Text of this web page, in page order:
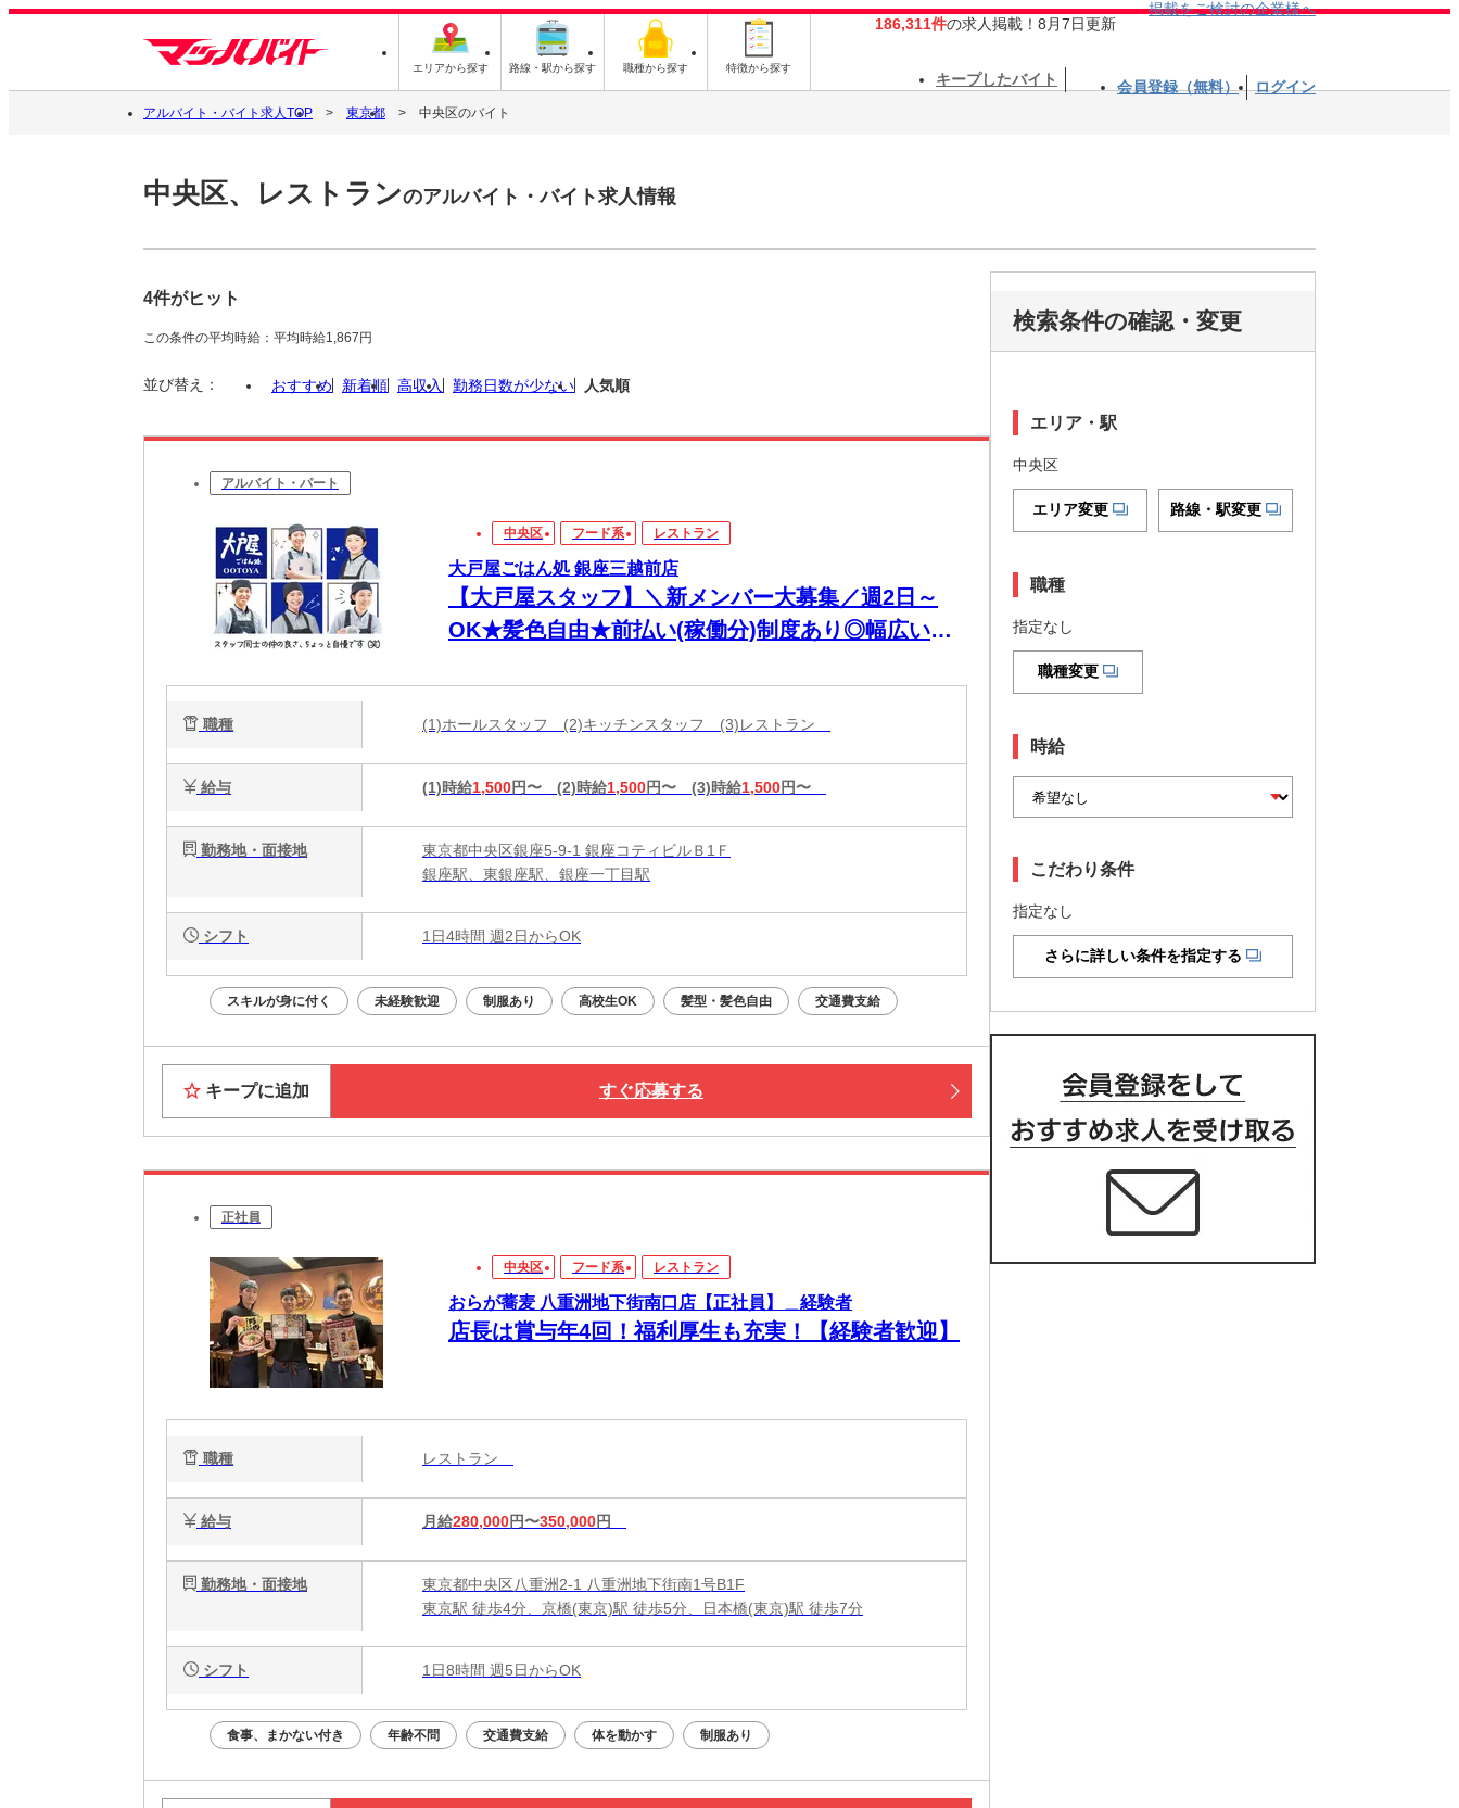
エリアから探す 路線・駅から探す 職種から探す 特徴から探す
186,311件の求人掲載！8月7日更新
掲載をご検討の企業様へ
キープしたバイト 会員登録（無料） ログイン
アルバイト・バイト求人TOP 東京都 中央区のバイト
中央区、レストランのアルバイト・バイト求人情報
4件がヒット
この条件の平均時給：平均時給1,867円
並び替え： おすすめ 新着順 高収入 勤務日数が少ない 人気順
アルバイト・パート
中央区 フード系 レストラン
大戸屋ごはん処 銀座三越前店
【大戸屋スタッフ】＼新メンバー大募集／週2日～
OK★髪色自由★前払い(稼働分)制度あり◎幅広い年
職種 (1)ホールスタッフ (2)キッチンスタッフ (3)レストラン
給与 (1)時給1,500円〜 (2)時給1,500円〜 (3)時給1,500円〜
勤務地・面接地
東京都中央区銀座5-9-1 銀座コティビルＢ1Ｆ
銀座駅、東銀座駅、銀座一丁目駅
シフト 1日4時間 週2日からOK
スキルが身に付く 未経験歓迎 制服あり 高校生OK 髪型・髪色自由 交通費支給
キープに追加 すぐ応募する
正社員
中央区 フード系 レストラン
おらが蕎麦 八重洲地下街南口店【正社員】＿経験者
店長は賞与年4回！福利厚生も充実！【経験者歓迎】
職種 レストラン
給与 月給280,000円〜350,000円
勤務地・面接地
東京都中央区八重洲2-1 八重洲地下街南1号B1F
東京駅 徒歩4分、京橋(東京)駅 徒歩5分、日本橋(東京)駅 徒歩7分
シフト 1日8時間 週5日からOK
食事、まかない付き 年齢不問 交通費支給 体を動かす 制服あり
検索条件の確認・変更
エリア・駅
中央区
エリア変更 路線・駅変更
職種
指定なし
職種変更
時給
こだわり条件
指定なし
さらに詳しい条件を指定する